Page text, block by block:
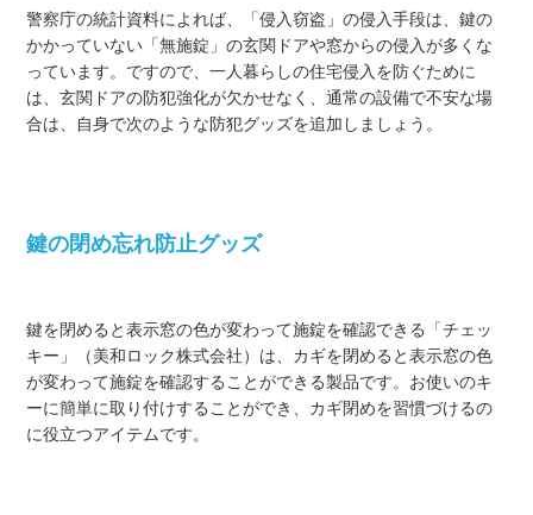
警察庁の統計資料によれば、「侵入窃盗」の侵入手段は、鍵の
かかっていない「無施錠」の玄関ドアや窓からの侵入が多くな
っています。ですので、一人暮らしの住宅侵入を防ぐために
は、玄関ドアの防犯強化が欠かせなく、通常の設備で不安な場
合は、自身で次のような防犯グッズを追加しましょう。
鍵の閉め忘れ防止グッズ
鍵を閉めると表示窓の色が変わって施錠を確認できる「チェッ
キー」（美和ロック株式会社）は、カギを閉めると表示窓の色
が変わって施錠を確認することができる製品です。お使いのキ
ーに簡単に取り付けすることができ、カギ閉めを習慣づけるの
に役立つアイテムです。